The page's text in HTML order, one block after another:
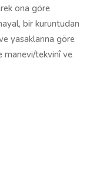
ona göre
bir kuruntudan
yasaklarına göre
manevi/tekvinî ve